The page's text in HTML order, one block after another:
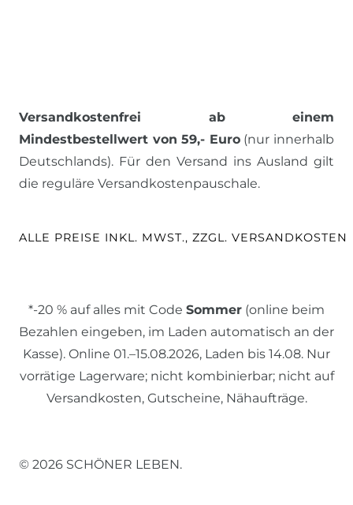
Versandkostenfrei ab einem
Mindestbestellwert von 59,- Euro(nur innerhalb
Deutschlands). Für den Versand ins Ausland gilt
die reguläre Versandkostenpauschale.
ALLE PREISE INKL. MWST., ZZGL. VERSANDKOSTEN
*-20 % auf alles mit Code Sommer (online beim
Bezahlen eingeben, im Laden automatisch an der
Kasse). Online 01.–15.08.2026, Laden bis 14.08. Nur
vorrätige Lagerware; nicht kombinierbar; nicht auf
Versandkosten, Gutscheine, Nähaufträge.
© 2026 SCHÖNER LEBEN.